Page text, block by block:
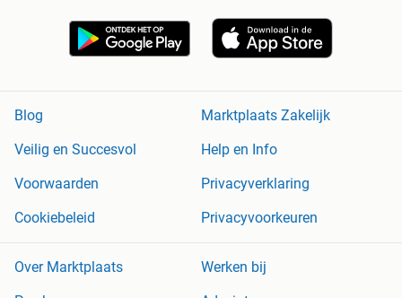
Blog
Marktplaats Zakelijk
Veilig en Succesvol
Help en Info
Voorwaarden
Privacyverklaring
Cookiebeleid
Privacyvoorkeuren
Over Marktplaats
Werken bij